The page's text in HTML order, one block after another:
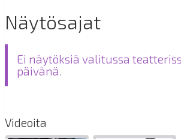
Näytösajat
Ei näytöksiä valitussa
päivänä.
Videoita